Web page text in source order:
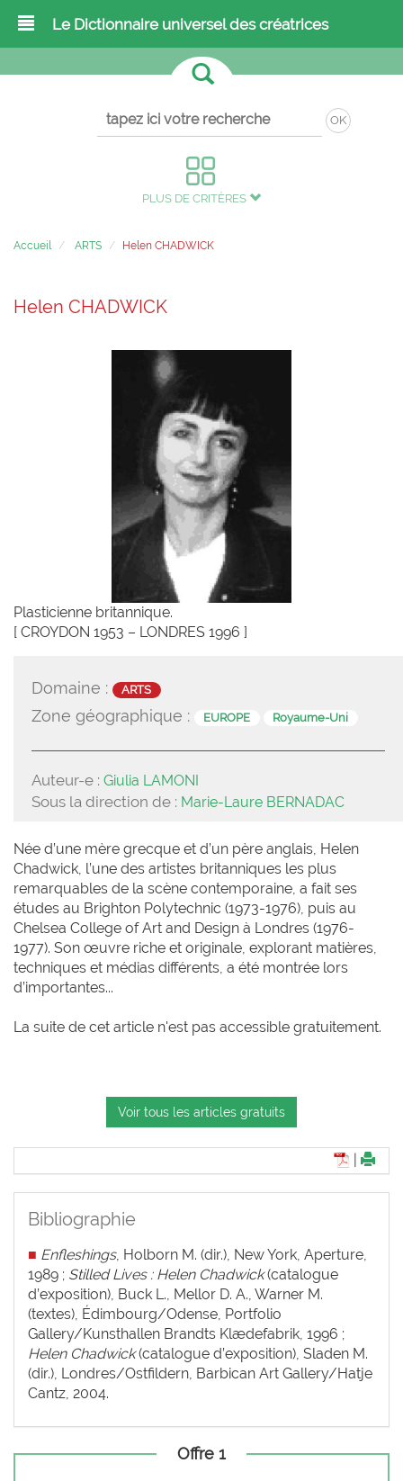
Le Dictionnaire universel des créatrices
OK
PLUS DE CRITÈRES
Accueil ARTS Helen CHADWICK
Helen CHADWICK
Plasticienne britannique.
[ CROYDON 1953 – LONDRES 1996 ]
Domaine : ARTS
Zone géographique : EUROPE Royaume-Uni
Auteur-e : Giulia LAMONI
Sous la direction de : Marie-Laure BERNADAC
Née d’une mère grecque et d’un père anglais, Helen
Chadwick, l’une des artistes britanniques les plus
remarquables de la scène contemporaine, a fait ses
études au Brighton Polytechnic (1973-1976), puis au
Chelsea College of Art and Design à Londres (1976-
1977). Son œuvre riche et originale, explorant matières,
techniques et médias différents, a été montrée lors
d’importantes...
La suite de cet article n'est pas accessible gratuitement.
Voir tous les articles gratuits
Bibliographie
■ Enfleshings, Holborn M. (dir.), New York, Aperture,
1989 ; Stilled Lives : Helen Chadwick(catalogue
d’exposition), Buck L., Mellor D. A., Warner M.
(textes), Édimbourg/Odense, Portfolio
Gallery/Kunsthallen Brandts Klædefabrik, 1996 ;
Helen Chadwick(catalogue d’exposition), Sladen M.
(dir.), Londres/Ostfildern, Barbican Art Gallery/Hatje
Cantz, 2004.
Offre 1